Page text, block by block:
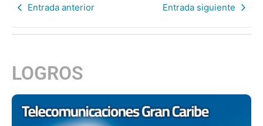
Entrada anterior Entrada siguiente
LOGROS